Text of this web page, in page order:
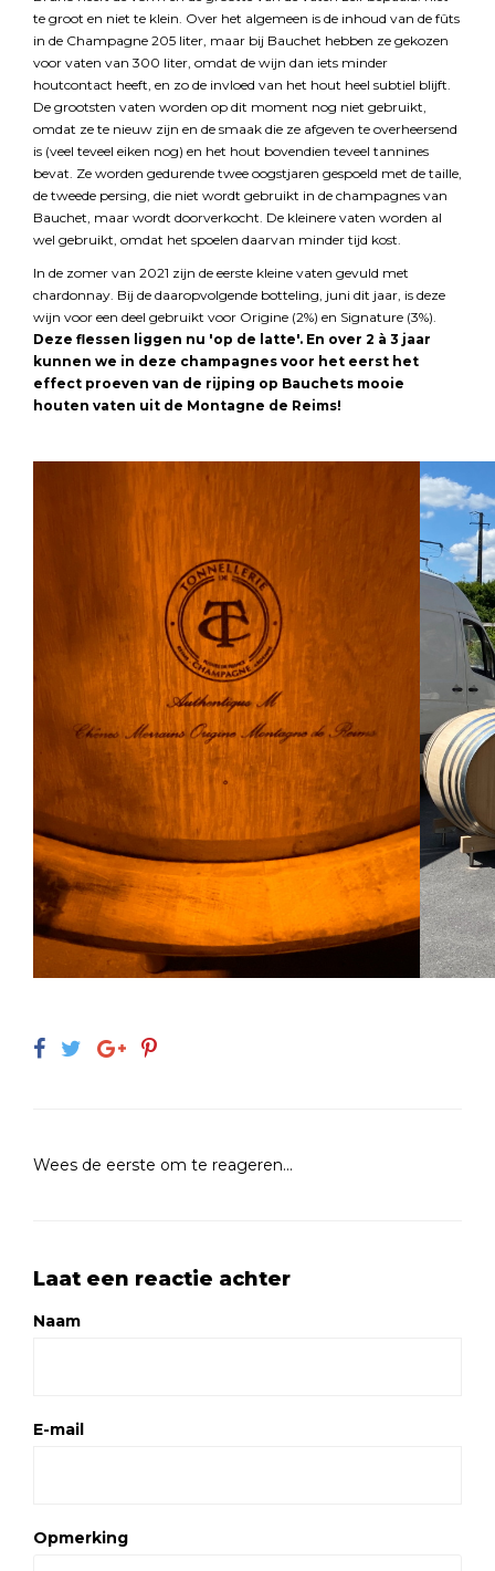
te groot en niet te klein. Over het algemeen is de inhoud van de fûts
in de Champagne 205 liter, maar bij Bauchet hebben ze gekozen
voor vaten van 300 liter, omdat de wijn dan iets minder
houtcontact heeft, en zo de invloed van het hout heel subtiel blijft.
De grootsten vaten worden op dit moment nog niet gebruikt,
omdat ze te nieuw zijn en de smaak die ze afgeven te overheersend
is (veel teveel eiken nog) en het hout bovendien teveel tannines
bevat. Ze worden gedurende twee oogstjaren gespoeld met de taille,
de tweede persing, die niet wordt gebruikt in de champagnes van
Bauchet, maar wordt doorverkocht. De kleinere vaten worden al
wel gebruikt, omdat het spoelen daarvan minder tijd kost.
In de zomer van 2021 zijn de eerste kleine vaten gevuld met
chardonnay. Bij de daaropvolgende botteling, juni dit jaar, is deze
wijn voor een deel gebruikt voor Origine (2%) en Signature (3%).
Deze flessen liggen nu 'op de latte'. En over 2 à 3 jaar
kunnen we in deze champagnes voor het eerst het
effect proeven van de rijping op Bauchets mooie
houten vaten uit de Montagne de Reims!
Wees de eerste om te reageren...
Laat een reactie achter
Naam
E-mail
Opmerking